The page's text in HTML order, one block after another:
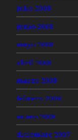
julio 2008
junio 2008
mayo 2008
abril 2008
marzo 2008
febrero 2008
enero 2008
diciembre 2007